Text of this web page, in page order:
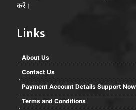
करें।
Links
About Us
Contact Us
Payment Account Details Support Now
Terms and Conditions